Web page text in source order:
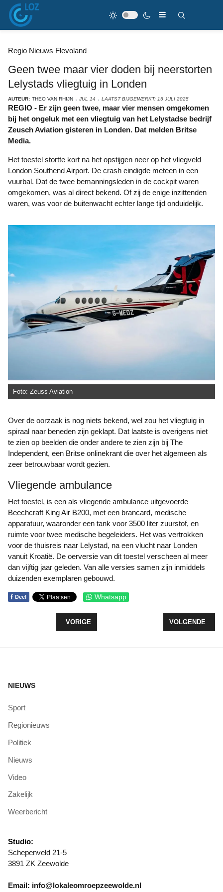
Regio Nieuws Flevoland
Geen twee maar vier doden bij neerstorten
Lelystads vliegtuig in Londen
AUTEUR: THEO VAN RHIJN JUL 14 LAATST BIJGEWERKT: 15 JULI 2025
REGIO - Er zijn geen twee, maar vier mensen omgekomen
bij het ongeluk met een vliegtuig van het Lelystadse bedrijf
Zeusch Aviation gisteren in Londen. Dat melden Britse
Media.
Het toestel stortte kort na het opstijgen neer op het vliegveld
London Southend Airport. De crash eindigde meteen in een
vuurbal. Dat de twee bemanningsleden in de cockpit waren
omgekomen, was al direct bekend. Of zij de enige inzittenden
waren, was voor de buitenwacht echter lange tijd onduidelijk.
Foto: Zeuss Aviation
Over de oorzaak is nog niets bekend, wel zou het vliegtuig in
spiraal naar beneden zijn geklapt. Dat laatste is overigens niet
te zien op beelden die onder andere te zien zijn bij The
Independent, een Britse onlinekrant die over het algemeen als
zeer betrouwbaar wordt gezien.
Vliegende ambulance
Het toestel, is een als vliegende ambulance uitgevoerde
Beechcraft King Air B200, met een brancard, medische
apparatuur, waaronder een tank voor 3500 liter zuurstof, en
ruimte voor twee medische begeleiders. Het was vertrokken
voor de thuisreis naar Lelystad, na een vlucht naar Londen
vanuit Kroatië. De oerversie van dit toestel verscheen al meer
dan vijftig jaar geleden. Van alle versies samen zijn inmiddels
duizenden exemplaren gebouwd.
f Deel Whatsapp
VORIG ARTIKEL: KLM-PILOOT UIT HARDERWIJK
VORIGE VOLGENDE
VOLGENDE
NIEUWS
Sport
Regionieuws
Politiek
Nieuws
Video
Zakelijk
Weerbericht
Studio:
Schepenveld 21-5
3891 ZK Zeewolde
Email: info@lokaleomroepzeewolde.nl